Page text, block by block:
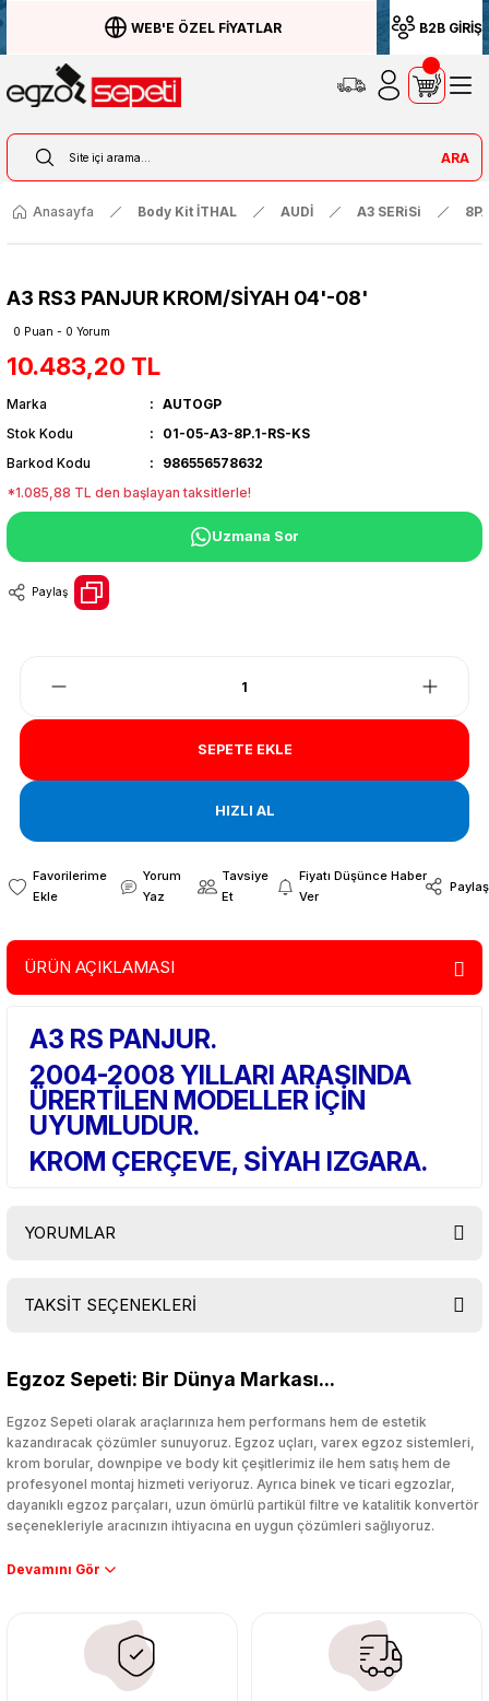
WEB'E ÖZEL FİYATLAR B2B GİRİŞ
ARA
Anasayfa Body Kit İTHAL AUDİ A3 SERiSi
A3 RS3 PANJUR KROM/SİYAH 04'-08'
0 Puan - 0 Yorum
10.483,20 TL
Marka
AUTOGP
Stok Kodu
01-05-A3-8P.1-RS-KS
Barkod Kodu
986556578632
*1.085,88 TL den başlayan taksitlerle!
Uzmana Sor
Paylaş
SEPETE EKLE
HIZLI AL
Yorum
Yaz
Tavsiye
Et
Fiyatı Düşünce Haber
Ver
Paylaş
ÜRÜN AÇIKLAMASI
A3 RS PANJUR.
2004-2008 YILLARI ARASINDA
ÜRERTİLEN MODELLER İÇİN
UYUMLUDUR.
KROM ÇERÇEVE, SİYAH IZGARA.
YORUMLAR
TAKSİT SEÇENEKLERİ
Egzoz Sepeti: Bir Dünya Markası...
Egzoz Sepeti olarak araçlarınıza hem performans hem de estetik
kazandıracak çözümler sunuyoruz. Egzoz uçları, varex egzoz sistemleri,
krom borular, downpipe ve body kit çeşitlerimiz ile hem satış hem de
profesyonel montaj hizmeti veriyoruz. Ayrıca binek ve ticari egzozlar,
dayanıklı egzoz parçaları, uzun ömürlü partikül filtre ve katalitik konvertör
seçenekleriyle aracınızın ihtiyacına en uygun çözümleri sağlıyoruz.
Performans artışı isteyen sürücüler için özel performans egzozları ve
çıkma orijinal ürünler ile yenileyebilir, body kit uygulamalarıyla aracınızın
tasarımını ve aerodinamisini üst seviyeye taşıyabilirsiniz.
Tüm ürünlerimiz orijinal, dayanıklı ve uzun ömürlüdür. İstanbul’daki montaj